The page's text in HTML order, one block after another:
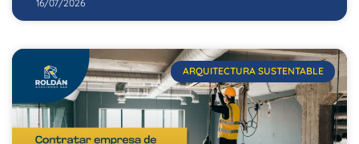
16/07/2026
ARQUITECTURA SUSTENTABLE